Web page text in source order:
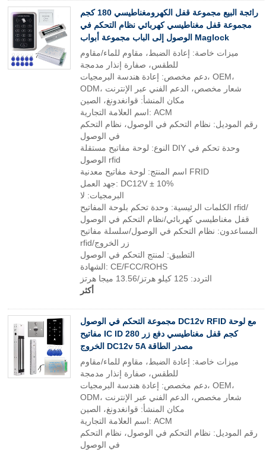
رائجة البيع مجموعة قفل الكهرومغناطيسي 180 كجم
مجموعة قفل مغناطيسي كهربائي نظام التحكم في
الوصول إلى الباب مجموعة أبواب Maglock
ميزات خاصة: إعادة الضبط، مقاوم للماء/مقاوم
للطقس، صفارة إنذار مدمجة
دعم مخصص: إعادة هندسة البرمجيات، OEM،
ODM، شعار مخصص، الدعم الفني عبر الإنترنت
مكان المنشأ: قوانغدونغ، الصين
اسم العلامة التجارية: ACM
رقم الموديل: نظام التحكم في الوصول، نظام التحكم
في الوصول
النوع: لوحة مفاتيح مستقلة DIY وحدة تحكم في
الوصول rfid
اسم المنتج: لوحة مفاتيح معدنية FRID
جهد العمل: DC12V ± 10%
البرمجيات: لا
الكلمات الرئيسية: وحدة تحكم بلوحة المفاتيح rfid/
قفل مغناطيسي كهربائي/نظام التحكم في الوصول
المساعدون: نظام التحكم في الوصول/سلسلة مفاتيح
rfid/زر الخروج
التطبيق: لمنتج التحكم في الوصول
الشهادة: CE/FCC/ROHS
التردد: 125 كيلو هرتز/13.56 ميجا هرتز
أكثر
مجموعة التحكم في الوصول DC12v RFID مع لوحة
مفاتيح IC ID 280 كجم قفل مغناطيسي دفع زر
الخروج DC12v 5A مصدر الطاقة
ميزات خاصة: إعادة الضبط، مقاوم للماء/مقاوم
للطقس، صفارة إنذار مدمجة
دعم مخصص: إعادة هندسة البرمجيات، OEM،
ODM، شعار مخصص، الدعم الفني عبر الإنترنت
مكان المنشأ: قوانغدونغ، الصين
اسم العلامة التجارية: ACM
رقم الموديل: نظام التحكم في الوصول، نظام التحكم
في الوصول